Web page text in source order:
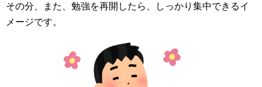
その分、また、勉強を再開したら、しっかり集中できるイ
メージです。